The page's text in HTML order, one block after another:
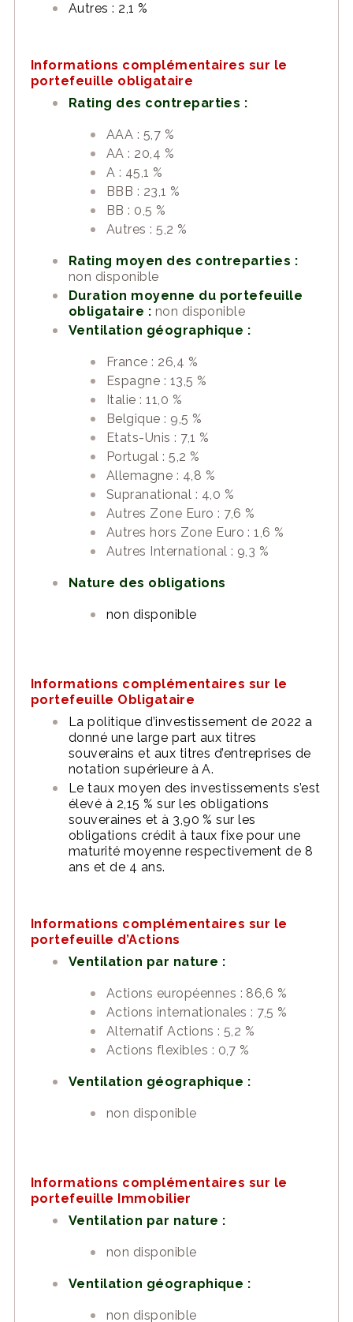
Autres : 2,1 %
Informations complémentaires sur le
portefeuille obligataire
Rating des contreparties :
AAA : 5,7 %
AA : 20,4 %
A : 45,1 %
BBB : 23,1 %
BB : 0,5 %
Autres : 5,2 %
Rating moyen des contreparties :
non disponible
Duration moyenne du portefeuille
obligataire : non disponible
Ventilation géographique :
France : 26,4 %
Espagne : 13,5 %
Italie : 11,0 %
Belgique : 9,5 %
Etats-Unis : 7,1 %
Portugal : 5,2 %
Allemagne : 4,8 %
Supranational : 4,0 %
Autres Zone Euro : 7,6 %
Autres hors Zone Euro : 1,6 %
Autres International : 9,3 %
Nature des obligations
non disponible
Informations complémentaires sur le
portefeuille Obligataire
La politique d’investissement de 2022 a
donné une large part aux titres
souverains et aux titres d’entreprises de
notation supérieure à A.
Le taux moyen des investissements s’est
élevé à 2,15 % sur les obligations
souveraines et à 3,90 % sur les
obligations crédit à taux fixe pour une
maturité moyenne respectivement de 8
ans et de 4 ans.
Informations complémentaires sur le
portefeuille d’Actions
Ventilation par nature :
Actions européennes : 86,6 %
Actions internationales : 7,5 %
Alternatif Actions : 5,2 %
Actions flexibles : 0,7 %
Ventilation géographique :
non disponible
Informations complémentaires sur le
portefeuille Immobilier
Ventilation par nature :
non disponible
Ventilation géographique :
non disponible